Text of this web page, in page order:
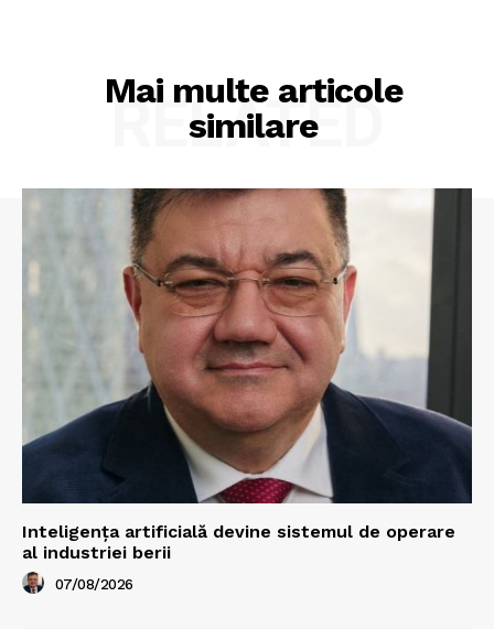
Mai multe articole
similare
RELATED
Inteligența artificială devine sistemul de operare
al industriei berii
07/08/2026